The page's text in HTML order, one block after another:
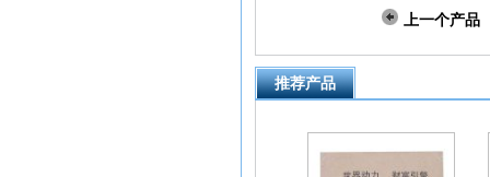
上一个产品
推荐产品